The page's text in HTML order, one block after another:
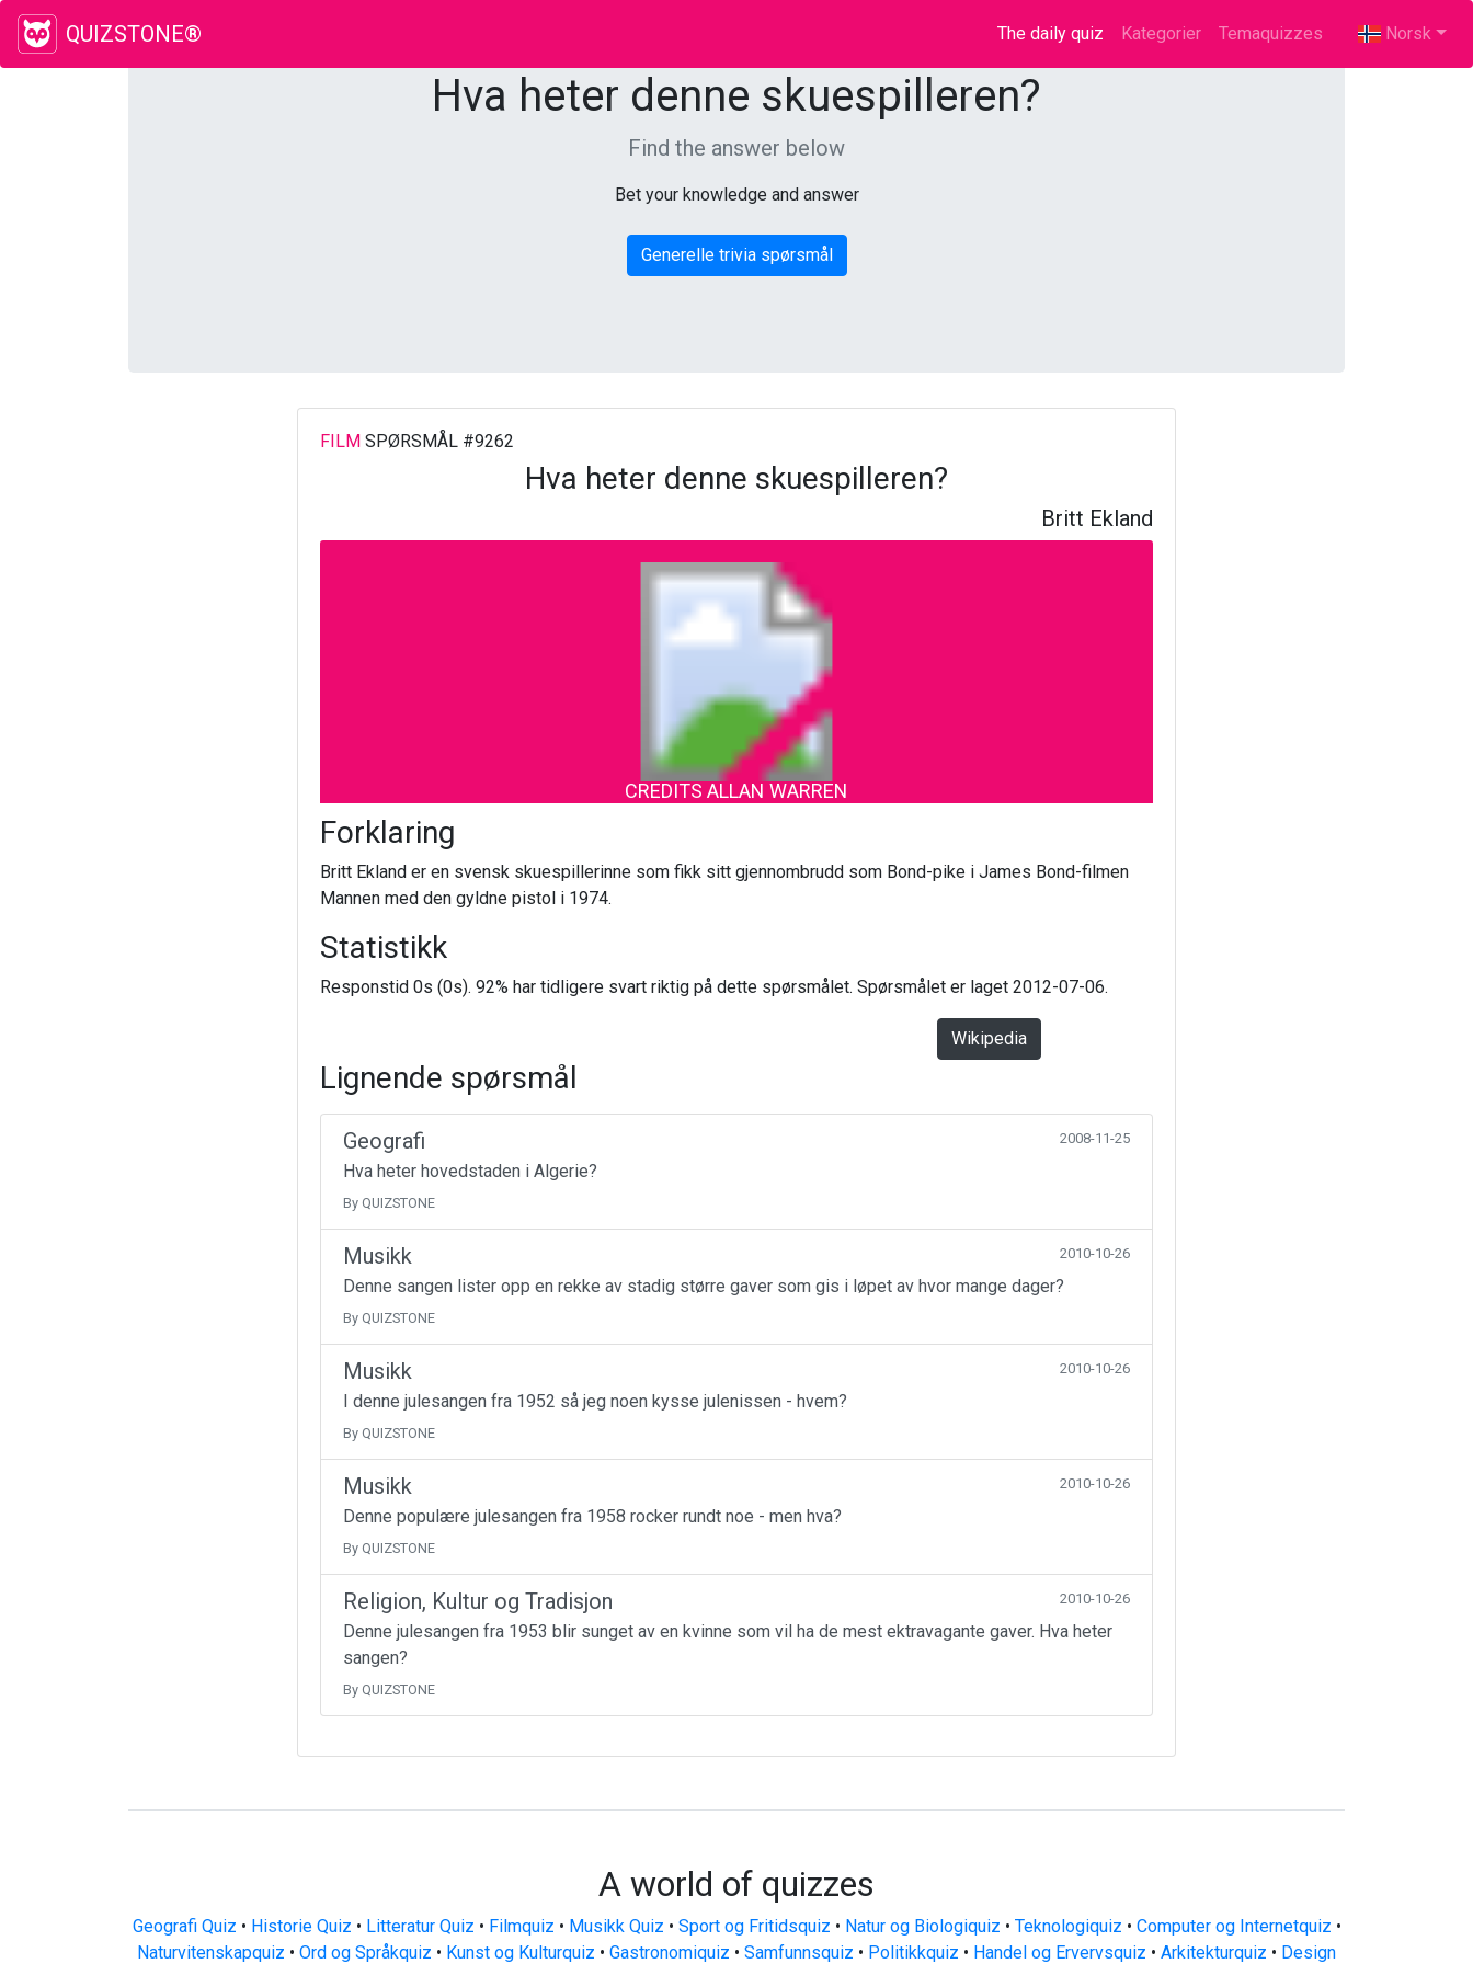
QUIZSTONE® The daily quiz (current)
Kategorier Temaquizzes Norsk
Hva heter denne skuespilleren?
Find the answer below
Bet your knowledge and answer
Generelle trivia spørsmål
FILMSPØRSMÅL #9262
Hva heter denne skuespilleren?
Britt Ekland
CREDITS ALLAN WARREN
Forklaring
Britt Ekland er en svensk skuespillerinne som fikk sitt gjennombrudd som Bond-pike i James Bond-filmen
Mannen med den gyldne pistol i 1974.
Statistikk
Responstid 0s (0s). 92% har tidligere svart riktig på dette spørsmålet. Spørsmålet er laget 2012-07-06.
Wikipedia
Lignende spørsmål
Geografi 2008-11-25
Hva heter hovedstaden i Algerie?
By QUIZSTONE
Musikk 2010-10-26
Denne sangen lister opp en rekke av stadig større gaver som gis i løpet av hvor mange dager?
By QUIZSTONE
Musikk 2010-10-26
I denne julesangen fra 1952 så jeg noen kysse julenissen - hvem?
By QUIZSTONE
Musikk 2010-10-26
Denne populære julesangen fra 1958 rocker rundt noe - men hva?
By QUIZSTONE
Religion, Kultur og Tradisjon 2010-10-26
Denne julesangen fra 1953 blir sunget av en kvinne som vil ha de mest ektravagante gaver. Hva heter
sangen?
By QUIZSTONE
A world of quizzes
Geografi Quiz • Historie Quiz • Litteratur Quiz • Filmquiz • Musikk Quiz • Sport og Fritidsquiz • Natur og Biologiquiz • Teknologiquiz • Computer og Internetquiz •
Naturvitenskapquiz • Ord og Språkquiz • Kunst og Kulturquiz • Gastronomiquiz • Samfunnsquiz • Politikkquiz • Handel og Ervervsquiz • Arkitekturquiz • Design